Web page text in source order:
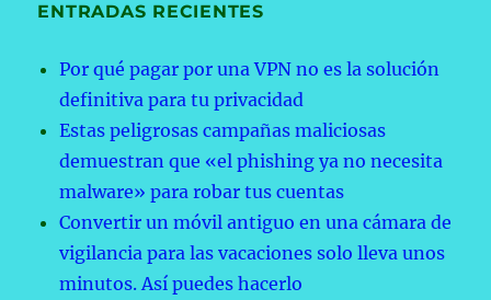
ENTRADAS RECIENTES
Por qué pagar por una VPN no es la solución
definitiva para tu privacidad
Estas peligrosas campañas maliciosas
demuestran que «el phishing ya no necesita
malware» para robar tus cuentas
Convertir un móvil antiguo en una cámara de
vigilancia para las vacaciones solo lleva unos
minutos. Así puedes hacerlo